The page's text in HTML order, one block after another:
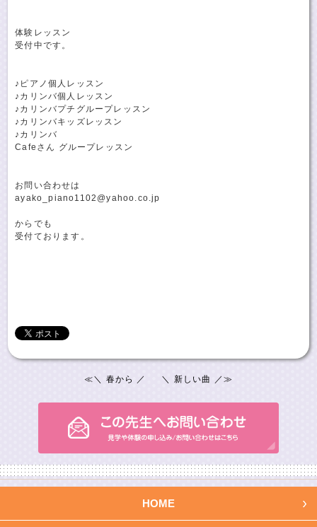
体験レッスン
受付中です。
♪ピアノ個人レッスン
♪カリンバ個人レッスン
♪カリンバプチグループレッスン
♪カリンバキッズレッスン
♪カリンバ
Cafeさん グループレッスン
お問い合わせは
ayako_piano1102@yahoo.co.jp
からでも
受付ております。
≪＼ 春から ／ ＼ 新しい曲 ／ ≫
HOME